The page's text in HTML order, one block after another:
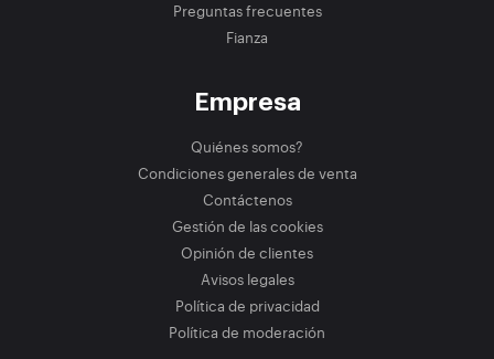
Preguntas frecuentes
Fianza
Empresa
Quiénes somos?
Condiciones generales de venta
Contáctenos
Gestión de las cookies
Opinión de clientes
Avisos legales
Política de privacidad
Política de moderación